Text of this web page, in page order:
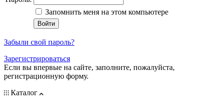
Запомнить меня на этом компьютере
Забыли свой пароль?
Зарегистрироваться
Если вы впервые на сайте, заполните, пожалуйста,
регистрационную форму.
Каталог